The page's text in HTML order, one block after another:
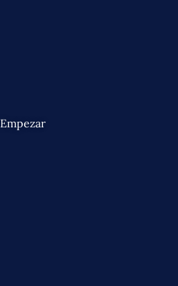
Empezar